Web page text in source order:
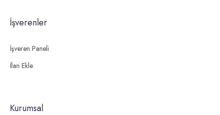
İşverenler
İşveren Paneli
İlan Ekle
Kurumsal